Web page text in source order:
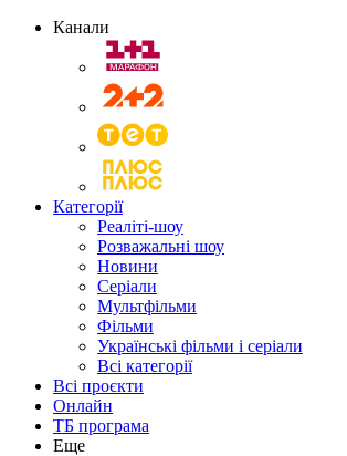
Канали
Категорії
Реаліті-шоу
Розважальні шоу
Новини
Серіали
Мультфільми
Фільми
Українські фільми і серіали
Всі категорії
Всі проєкти
Онлайн
ТБ програма
Еще